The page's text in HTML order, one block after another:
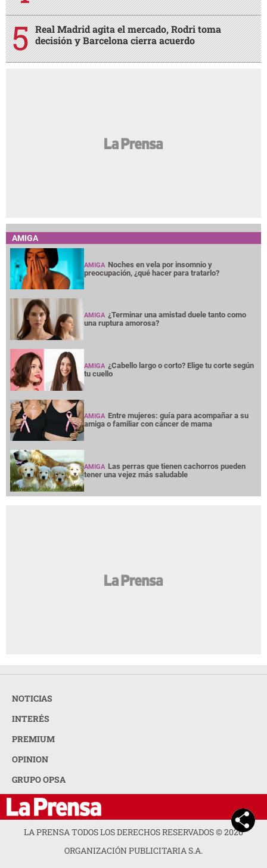
Real Madrid agita el mercado, Rodri toma
decisión y Barcelona cierra acuerdo
AMIGA
AMIGA Noches en vela por insomnio y
preocupación, ¿qué hacer para tratarlo?
AMIGA ¿Terminar una amistad duele tanto como
una ruptura amorosa?
AMIGA ¿Cabello largo o corto? Elige tu corte según
tu cuello
AMIGA Entre mujeres: guía para acompañar a su
amiga o familiar con cáncer de mama
AMIGA Las perras que tienen cachorros pueden
tener una vejez más saludable
NOTICIAS
INTERÉS
PREMIUM
OPINION
GRUPO OPSA
LA PRENSA TODOS LOS DERECHOS RESERVADOS ©2026
ORGANIZACIÓN PUBLICITARIA S.A.